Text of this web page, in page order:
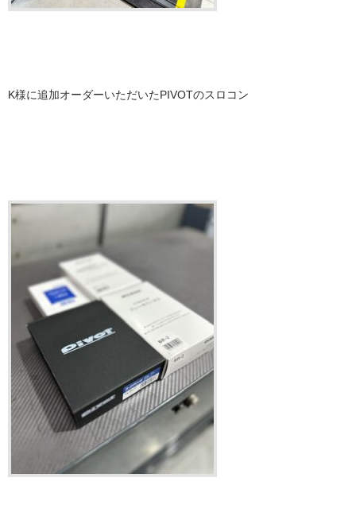
K様に追加オーダーいただいたPIVOTのスロコン